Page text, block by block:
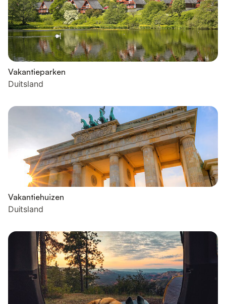
Vakantieparken
Duitsland
Vakantiehuizen
Duitsland